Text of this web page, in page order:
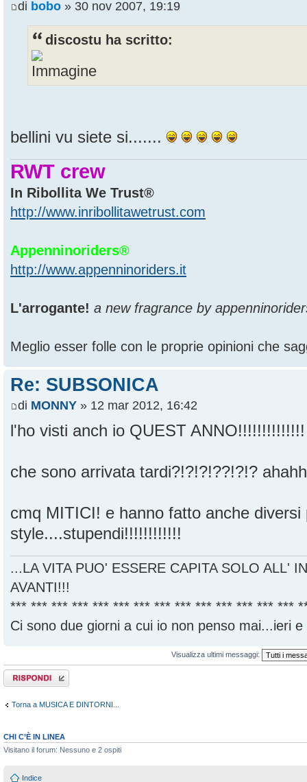
di bobo » 30 nov 2007, 19:19
discostu ha scritto:
bellini vu siete si.......
RWT crew
In Ribollita We Trust®
http://www.inribollitawetrust.com
Appenninoriders®
http://www.appenninoriders.it
L'arrogante! a new fragrance by
Meglio esser folle con le proprie opinioni che
Re: SUBSONICA
di MONNY » 12 mar 2012, 16:42
l'ho visti anch io QUEST
che sono arrivata tardi?!?!?!??!?!?
cmq MITICI! e hanno fatto anche diversi
style....stupendi!!!!!!!!!!!!
...LA VITA PUO' ESSERE CAPITA SOLO ALL'
AVANTI!!!
*** *** *** *** *** *** *** *** *** *** *** *** *** ***
Ci sono due giorni a cui io non penso mai...ieri
Visualizza ultimi messaggi:
Rispondi al
messaggio
Torna a MUSICA E DINTORNI...
CHI C’È IN LINEA
Visitano il forum: Nessuno e 2 ospiti
Indice